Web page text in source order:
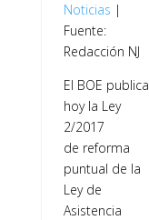
Noticias |
Fuente:
Redacción NJ
El BOE publica
hoy la Ley
2/2017
de reforma
puntual de la
Ley de
Asistencia